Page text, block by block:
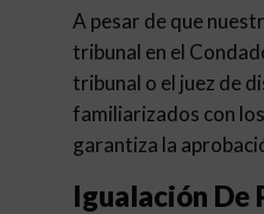
A pesar de que
tribunal en el
tribunal o el juez de
familiarizados con
garantiza la
Igualación De